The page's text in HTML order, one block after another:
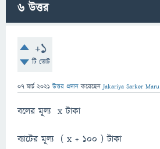
6উত্তর
+1
টি ভোট
07 মার্চ 2021 উত্তর প্রদান করেছেনJakariya Sarker Maru
বলের মূল্য x টাকা
ব্যাটের মূল্য ( x + 100 ) টাকা